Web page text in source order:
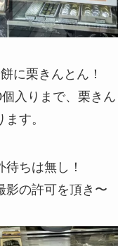
に栗きんとん！
入りまで、栗き
す。
待ちは無し！
影の許可を頂き〜